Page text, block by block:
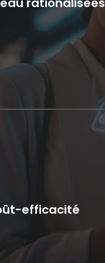
réseau
compris la plateforme de
Grâce à une plateforme
les fournisseurs de
peuvent superviser
efficacité